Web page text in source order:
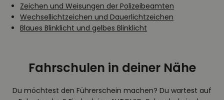
Zeichen und Weisungen der Polizeibeamten
Wechsellichtzeichen und Dauerlichtzeichen
Blaues Blinklicht und gelbes Blinklicht
Fahrschulen in deiner Nähe
Du möchtest den Führerschein machen? Du wartest auf